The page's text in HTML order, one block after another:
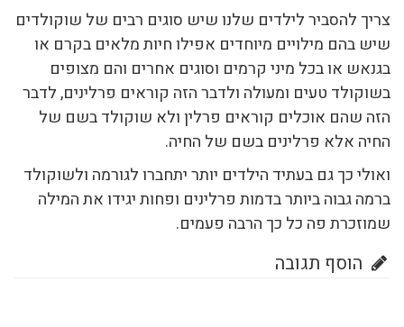
צריך להסביר לילדים שלנו שיש סוגים רבים של שוקולדים
שיש בהם מילויים מיוחדים אפילו חיות מלאים בקרם או
בגנאש או בכל מיני קרמים וסוגים אחרים והם מצופים
בשוקולד טעים ומעולה ולדבר הזה קוראים פרלינים, לדבר
הזה שהם אוכלים קוראים פרלין ולא שוקולד בשם של
החיה אלא פרלינים בשם של החיה.
ואולי כך גם בעתיד הילדים יותר יתחברו לגורמה ולשוקולד
ברמה גבוה ביותר בדמות פרלינים ופחות יגידו את המילה
שמוזכרת פה כל כך הרבה פעמים.
הוסף תגובה